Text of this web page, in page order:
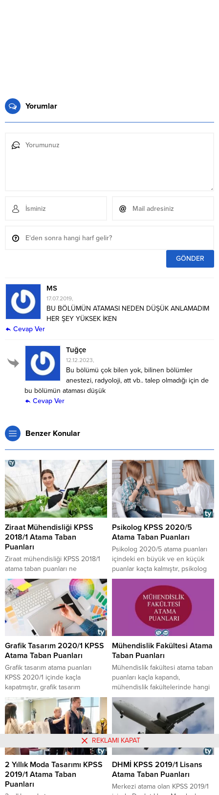
Yorumlar
MS
17.07.2019,
BU BÖLÜMÜN ATAMASI NEDEN DÜŞÜK ANLAMADIM
HER ŞEY YÜKSEK İKEN
Cevap Ver
Tuğçe
12.12.2023,
Bu bölümü çok bilen yok, bilinen bölümler
anestezi, radyoloji, att vb.. talep olmadığı için de
bu bölümün ataması düşük
Cevap Ver
Benzer Konular
Ziraat Mühendisliği KPSS
2018/1 Atama Taban
Puanları
Ziraat mühendisliği KPSS 2018/1
atama taban puanları ne
durumdadır, bu ve benzeri bölüm
mezunları hangi kadrolara
atanabilir sorularının cevapları ile
atama puanlarının tablolarına
buradan ulaşabilirsiniz.
Psikolog KPSS 2020/5
Atama Taban Puanları
​​​​​​​Psikolog 2020/5 atama puanları
içindeki en büyük ve en küçük
puanlar kaçta kalmıştır, psikolog
mesleği için 2020/5 atamalarında
kaç kadro bulunmaktaydı, KPSS
2020/5 psikolog atama taban
puanları nasıldır sorularının
cevaplarını yazımızda
bulabilirsiniz.
Grafik Tasarım 2020/1 KPSS
Atama Taban Puanları
​​​​​​​Grafik tasarım atama puanları
KPSS 2020/1 içinde kaçla
kapatmıştır, grafik tasarım
atamaları hangi nitelik kodu ile
gerçekleşmektedir, grafik tasarım
mezunları başka hangi kod ile
atanabilir, bu kodlara ayrılan
kontenjan 2020/1 ataması içinde
kaçtı gibi soruların cevaplarını ve
KPSS 2020/1 grafik tasarım atama
taban puanları listesini yazımızın
içinde bulabilirsiniz.
Mühendislik Fakültesi Atama
Taban Puanları
Mühendislik fakültesi atama taban
puanları kaçla kapandı,
mühendislik fakültelerinde hangi
bölümler okutuluyor... gibi
soruların cevaplarına buradan
ulaşabilirsiniz.
2 Yıllık Moda Tasarımı KPSS
2019/1 Atama Taban
Puanları
DHMİ KPSS 2019/1 Lisans
Atama Taban Puanları
​​​​​​​Merkezi atama olan KPSS 2019/1
REKLAMI KAPAT